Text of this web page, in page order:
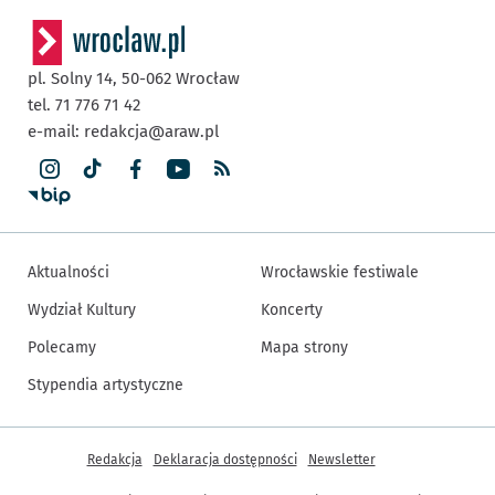
pl. Solny 14, 50-062 Wrocław
tel. 71 776 71 42
e-mail: redakcja@araw.pl
Aktualności
Wydział Kultury
Polecamy
Stypendia artystyczne
Wrocławskie festiwale
Koncerty
Mapa strony
Inne informacje
Redakcja Deklaracja dostępności Newsletter